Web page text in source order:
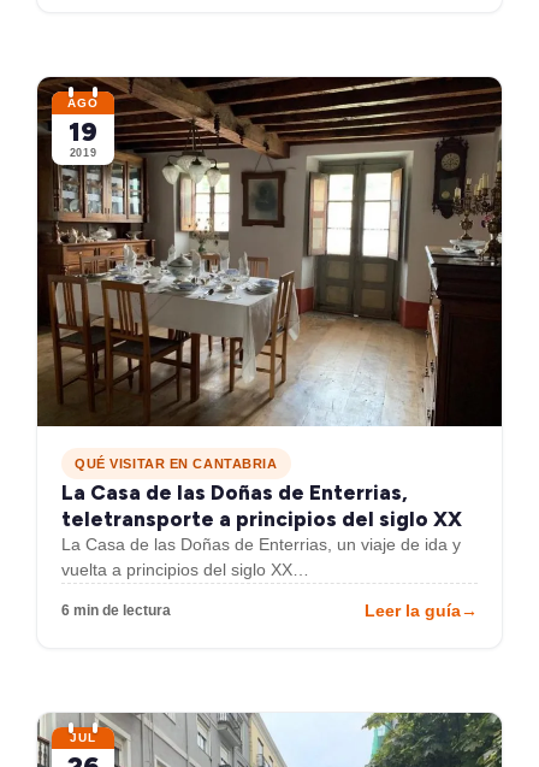
AGO
19
2019
QUÉ VISITAR EN CANTABRIA
La Casa de las Doñas de Enterrias,
teletransporte a principios del siglo XX
La Casa de las Doñas de Enterrias, un viaje de ida y
vuelta a principios del siglo XX…
6 min de lectura Leer la guía→
JUL